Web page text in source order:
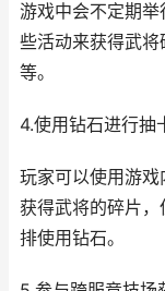
游戏中会不定期
些活动来获得武将
等。
4.使用钻石进行抽
玩家可以使用游
获得武将的碎片
排使用钻石。